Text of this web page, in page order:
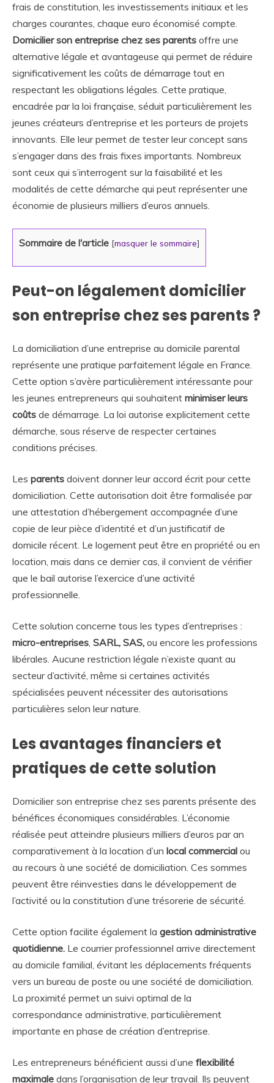
frais de constitution, les investissements initiaux et les
charges courantes, chaque euro économisé compte.
Domicilier son entreprise chez ses parents offre une
alternative légale et avantageuse qui permet de réduire
significativement les coûts de démarrage tout en
respectant les obligations légales. Cette pratique,
encadrée par la loi française, séduit particulièrement les
jeunes créateurs d’entreprise et les porteurs de projets
innovants. Elle leur permet de tester leur concept sans
s’engager dans des frais fixes importants. Nombreux
sont ceux qui s’interrogent sur la faisabilité et les
modalités de cette démarche qui peut représenter une
économie de plusieurs milliers d’euros annuels.
Sommaire de l'article [masquer le sommaire]
Peut-on légalement domicilier
son entreprise chez ses parents ?
La domiciliation d’une entreprise au domicile parental
représente une pratique parfaitement légale en France.
Cette option s’avère particulièrement intéressante pour
les jeunes entrepreneurs qui souhaitent minimiser leurs
coûts de démarrage. La loi autorise explicitement cette
démarche, sous réserve de respecter certaines
conditions précises.
Les parents doivent donner leur accord écrit pour cette
domiciliation. Cette autorisation doit être formalisée par
une attestation d’hébergement accompagnée d’une
copie de leur pièce d’identité et d’un justificatif de
domicile récent. Le logement peut être en propriété ou en
location, mais dans ce dernier cas, il convient de vérifier
que le bail autorise l’exercice d’une activité
professionnelle.
Cette solution concerne tous les types d’entreprises :
micro-entreprises SARL, SAS, ou encore les professions
libérales. Aucune restriction légale n’existe quant au
secteur d’activité, même si certaines activités
spécialisées peuvent nécessiter des autorisations
particulières selon leur nature.
Les avantages financiers et
pratiques de cette solution
Domicilier son entreprise chez ses parents présente des
bénéfices économiques considérables. L’économie
réalisée peut atteindre plusieurs milliers d’euros par an
comparativement à la location d’un local commercial ou
au recours à une société de domiciliation. Ces sommes
peuvent être réinvesties dans le développement de
l’activité ou la constitution d’une trésorerie de sécurité.
Cette option facilite également la gestion administrative
quotidienne. Le courrier professionnel arrive directement
au domicile familial, évitant les déplacements fréquents
vers un bureau de poste ou une société de domiciliation.
La proximité permet un suivi optimal de la
correspondance administrative, particulièrement
importante en phase de création d’entreprise.
Les entrepreneurs bénéficient aussi d’une flexibilité
maximale dans l’organisation de leur travail. Ils peuvent